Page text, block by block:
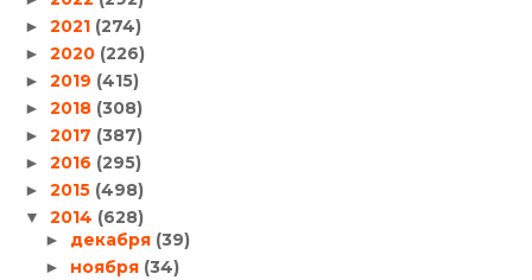
► 2021 (274)
► 2020 (226)
► 2019 (415)
► 2018 (308)
► 2017 (387)
► 2016 (295)
► 2015 (498)
▼ 2014 (628)
► декабря (39)
► ноября (34)